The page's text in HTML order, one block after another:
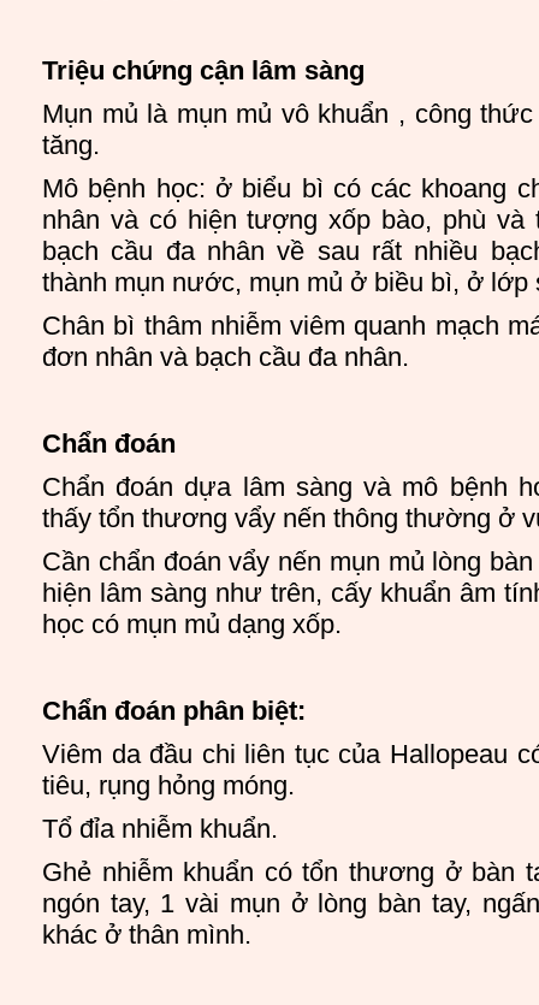
Triệu chứng cận lâm sàng
Mụn mủ là mụn mủ vô khuẩn , công
tăng.
Mô bệnh học: ở biểu bì có các khoang
nhân và có hiện tượng xốp bào, phù và
bạch cầu đa nhân về sau rất nhiều
thành mụn nước, mụn mủ ở biều bì, ở lớp
Chân bì thâm nhiễm viêm quanh mạch
đơn nhân và bạch cầu đa nhân.
Chẩn đoán
Chẩn đoán dựa lâm sàng và mô bệnh
thấy tổn thương vẩy nến thông thường ở
Cần chẩn đoán vẩy nến mụn mủ lòng
hiện lâm sàng như trên, cấy khuẩn âm
học có mụn mủ dạng xốp.
Chẩn đoán phân biệt:
Viêm da đầu chi liên tục của Hallopeau
tiêu, rụng hỏng móng.
Tổ đỉa nhiễm khuẩn.
Ghẻ nhiễm khuẩn có tổn thương ở bàn
ngón tay, 1 vài mụn ở lòng bàn tay,
khác ở thân mình.